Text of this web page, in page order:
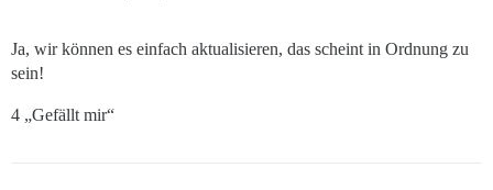
Ja, wir können es einfach aktualisieren, das scheint in Ordnung zu
sein!
4 „Gefällt mir“